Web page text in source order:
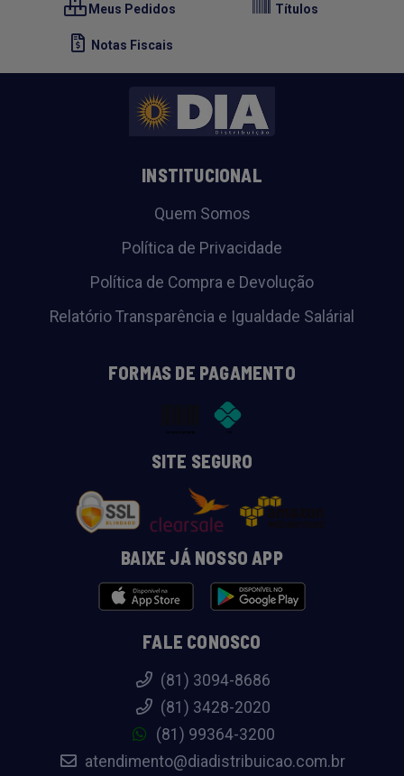
Meus Pedidos Títulos
Notas Fiscais
INSTITUCIONAL
Quem Somos
Política de Privacidade
Política de Compra e Devolução
Relatório Transparência e Igualdade Salárial
FORMAS DE PAGAMENTO
SITE SEGURO
BAIXE JÁ NOSSO APP
FALE CONOSCO
(81) 3094-8686
(81) 3428-2020
(81) 99364-3200
atendimento@diadistribuicao.com.br